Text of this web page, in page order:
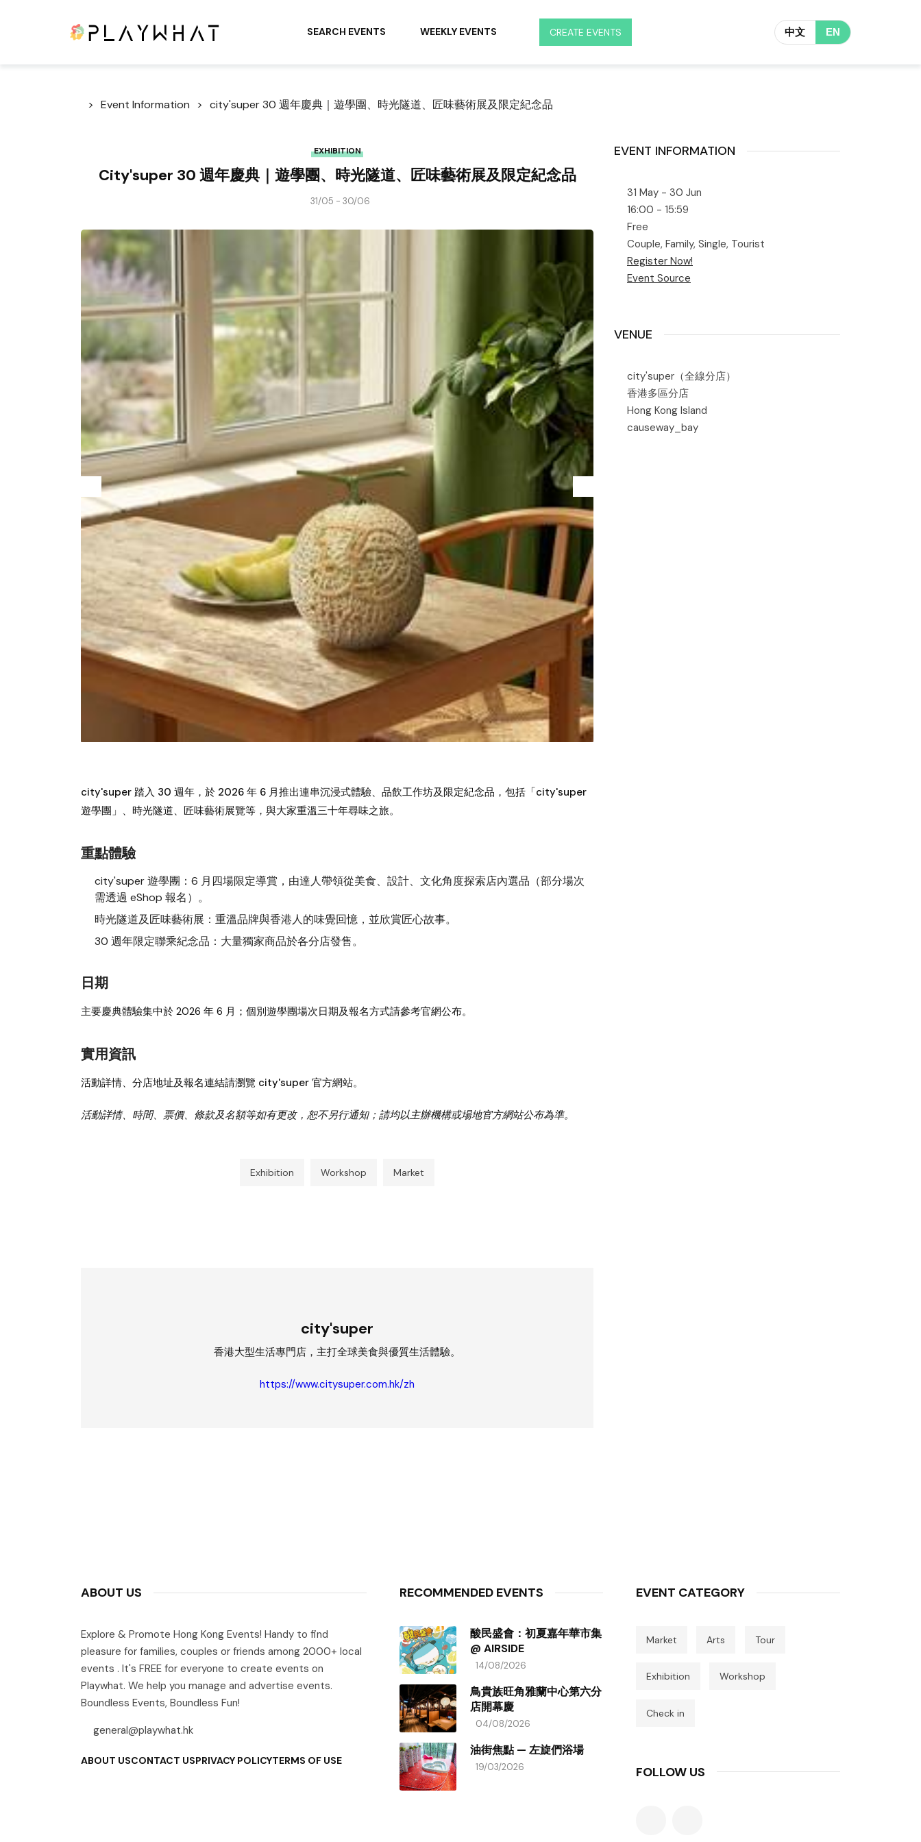
SEARCH EVENTS WEEKLY EVENTS CREATE EVENTS 中文 EN
Event Information city'super 30 週年慶典｜遊學團、時光隧道、匠味藝術展及限定紀念品
EXHIBITION
City'super 30 週年慶典｜遊學團、時光隧道、匠味藝術展及限定紀念品
31/05 - 30/06
city'super 踏入 30 週年，於 2026 年 6 月推出連串沉浸式體驗、品飲工作坊及限定紀念品，包括「city'super
遊學團」、時光隧道、匠味藝術展覽等，與大家重溫三十年尋味之旅。
重點體驗
city'super 遊學團 ：6 月四場限定導賞，由達人帶領從美食、設計、文化角度探索店內選品（部分場次
需透過 eShop 報名）。
時光隧道及匠味藝術展 ：重溫品牌與香港人的味覺回憶，並欣賞匠心故事。
30 週年限定聯乘紀念品 ：大量獨家商品於各分店發售。
日期
主要慶典體驗集中於 2026 年 6 月 ；個別遊學團場次日期及報名方式請參考官網公布。
實用資訊
活動詳情、分店地址及報名連結請瀏覽 city'super 官方網站。
活動詳情、時間、票價、條款及名額等如有更改，恕不另行通知；請均以主辦機構或場地官方網站公布為準。
Exhibition Workshop Market
city'super
香港大型生活專門店，主打全球美食與優質生活體驗。
https://www.citysuper.com.hk/zh
EVENT INFORMATION
31 May - 30 Jun
16:00 - 15:59
Free
Couple, Family, Single, Tourist
Register Now!
Event Source
VENUE
city'super（全線分店）
香港多區分店
Hong Kong Island
causeway_bay
ABOUT US
Explore & Promote Hong Kong Events! Handy to find
pleasure for families, couples or friends among 2000+ local
events . It's FREE for everyone to create events on
Playwhat. We help you manage and advertise events.
Boundless Events, Boundless Fun!
general@playwhat.hk
ABOUT USCONTACT USPRIVACY POLICYTERMS OF USE
RECOMMENDED EVENTS
酸民盛會：初夏嘉年華市集
@ AIRSIDE
14/08/2026
鳥貴族旺角雅蘭中心第六分
店開幕慶
04/08/2026
油街焦點 — 左旋們浴場
19/03/2026
EVENT CATEGORY
Market Arts Tour
Exhibition Workshop
Check in
FOLLOW US